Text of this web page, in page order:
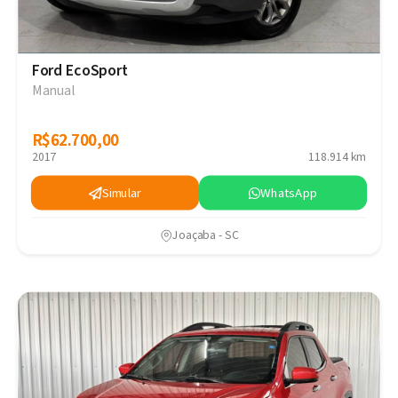
Ford EcoSport
Manual
R$62.700,00
R$62.700,00
2017 118.914 km
Simular WhatsApp
Joaçaba - SC